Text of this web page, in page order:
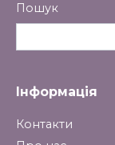
Пошук
Інформація
Контакти